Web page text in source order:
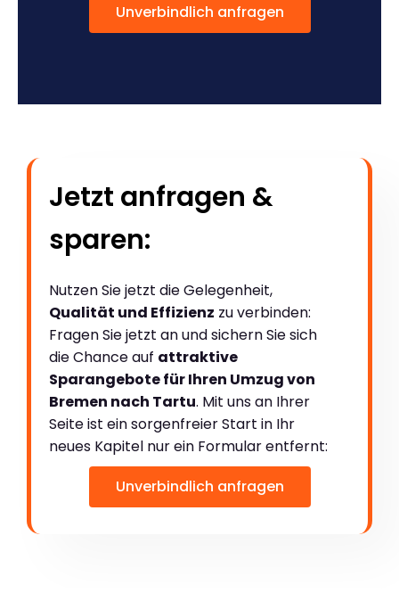
Unverbindlich anfragen
Jetzt anfragen &
sparen:
Nutzen Sie jetzt die Gelegenheit,
Qualität und Effizienz zu verbinden:
Fragen Sie jetzt an und sichern Sie sich
die Chance auf attraktive
Sparangebote für Ihren Umzug von
Bremen nach Tartu. Mit uns an Ihrer
Seite ist ein sorgenfreier Start in Ihr
neues Kapitel nur ein Formular entfernt:
Unverbindlich anfragen